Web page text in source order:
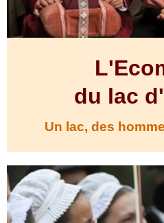
du lac
Un lac, des